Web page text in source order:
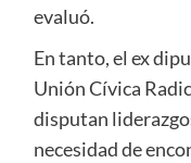
evaluó.
En tanto, el ex
Unión Cívica
disputan
necesidad de